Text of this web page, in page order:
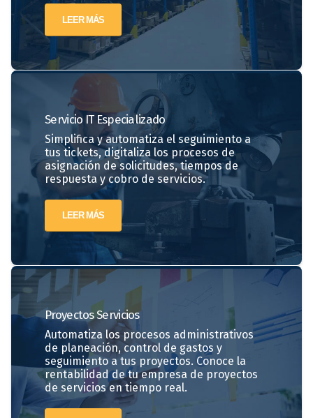
LEER MÁS
Servicio IT Especializado
Simplifica y automatiza el seguimiento a
tus tickets, digitaliza los procesos de
asignación de solicitudes, tiempos de
respuesta y cobro de servicios.
LEER MÁS
ProyectosServicios
Automatiza los procesos administrativos
de planeación, control de gastos y
seguimiento a tus proyectos. Conoce la
rentabilidad de tu empresa de proyectos
de servicios en tiempo real.